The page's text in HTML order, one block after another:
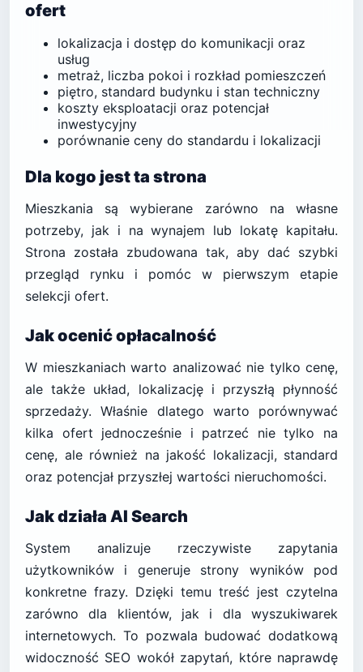
ofert
lokalizacja i dostęp do komunikacji oraz
usług
metraż, liczba pokoi i rozkład pomieszczeń
piętro, standard budynku i stan techniczny
koszty eksploatacji oraz potencjał
inwestycyjny
porównanie ceny do standardu i lokalizacji
Dla kogo jest ta strona
Mieszkania są wybierane zarówno na własne
potrzeby, jak i na wynajem lub lokatę kapitału.
Strona została zbudowana tak, aby dać szybki
przegląd rynku i pomóc w pierwszym etapie
selekcji ofert.
Jak ocenić opłacalność
W mieszkaniach warto analizować nie tylko cenę,
ale także układ, lokalizację i przyszłą płynność
sprzedaży. Właśnie dlatego warto porównywać
kilka ofert jednocześnie i patrzeć nie tylko na
cenę, ale również na jakość lokalizacji, standard
oraz potencjał przyszłej wartości nieruchomości.
Jak działa AI Search
System analizuje rzeczywiste zapytania
użytkowników i generuje strony wyników pod
konkretne frazy. Dzięki temu treść jest czytelna
zarówno dla klientów, jak i dla wyszukiwarek
internetowych. To pozwala budować dodatkową
widoczność SEO wokół zapytań, które naprawdę